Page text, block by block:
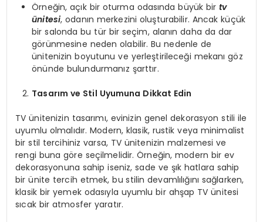
Örneğin, açık bir oturma odasında büyük birtv
ünitesi, odanın merkezini oluşturabilir. Ancak küçük
bir salonda bu tür bir seçim, alanın daha da dar
görünmesine neden olabilir. Bu nedenle de
ünitenizin boyutunu ve yerleştirileceği mekanı göz
önünde bulundurmanız şarttır.
Tasarım ve Stil Uyumuna Dikkat Edin
TV ünitenizin tasarımı, evinizin genel dekorasyon stili ile
uyumlu olmalıdır. Modern, klasik, rustik veya minimalist
bir stil tercihiniz varsa, TV ünitenizin malzemesi ve
rengi buna göre seçilmelidir. Örneğin, modern bir ev
dekorasyonuna sahip iseniz, sade ve şık hatlara sahip
bir ünite tercih etmek, bu stilin devamlılığını sağlarken,
klasik bir yemek odasıyla uyumlu bir ahşap TV ünitesi
sıcak bir atmosfer yaratır.